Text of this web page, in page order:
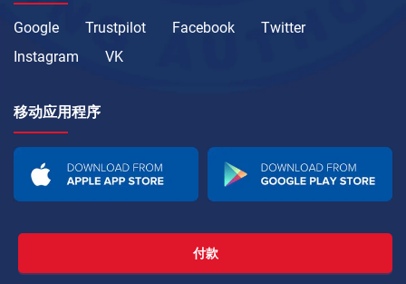
Google Trustpilot Facebook
Twitter
Instagram
VK
移动应用程序
付款